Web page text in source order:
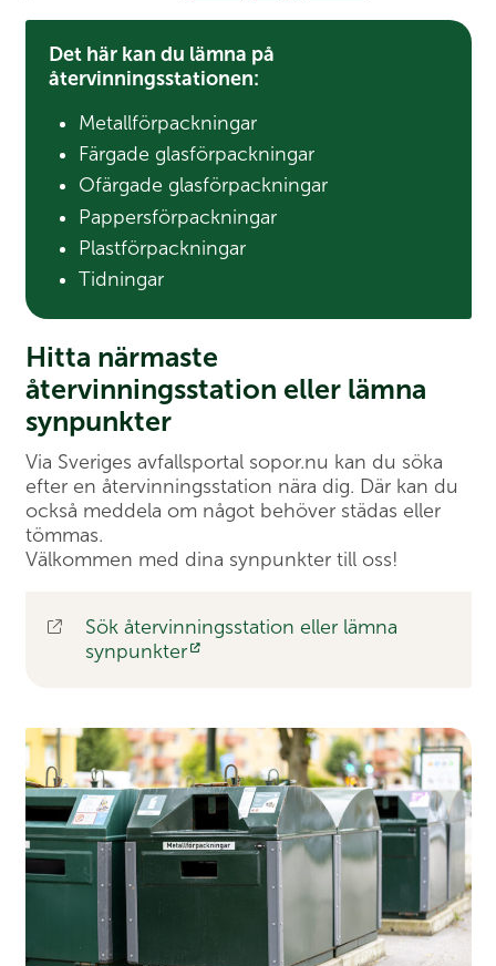
Det här kan du lämna på
återvinningsstationen:
Metallförpackningar
Färgade glasförpackningar
Ofärgade glasförpackningar
Pappersförpackningar
Plastförpackningar
Tidningar
Hitta närmaste
återvinningsstation eller lämna
synpunkter
Via Sveriges avfallsportal sopor.nu kan du söka
efter en återvinningsstation nära dig. Där kan du
också meddela om något behöver städas eller
tömmas.
Välkommen med dina synpunkter till oss!
Sök återvinningsstation eller lämna
synpunkter